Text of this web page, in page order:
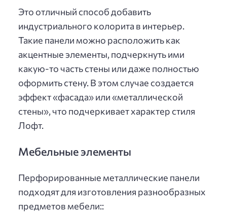
Это отличный способ добавить
индустриального колорита в интерьер.
Такие панели можно расположить как
акцентные элементы, подчеркнуть ими
какую-то часть стены или даже полностью
оформить стену. В этом случае создается
эффект «фасада» или «металлической
стены», что подчеркивает характер стиля
Лофт.
Мебельные элементы
Перфорированные металлические панели
подходят для изготовления разнообразных
предметов мебели::